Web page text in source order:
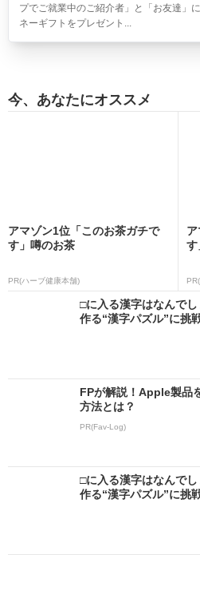
プでご就業中のご紹介者」と「お友達」
ネーギフトをプレゼント...
今、あなたにオススメ
アマゾン1位「このお茶ガチで
す」噂のお茶
PR(ハーブ健康本舗)
す
□に入る漢字はなんで
作る“漢字パズル”に挑
FPが解説！Apple製品
方法とは？
PR(Fav-Log)
□に入る漢字はなんで
作る“漢字パズル”に挑